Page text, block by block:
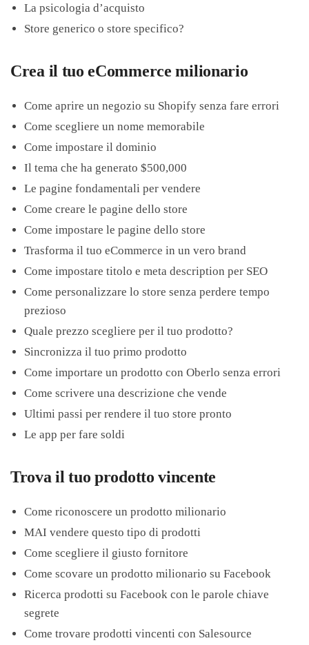
La psicologia d’acquisto
Store generico o store specifico?
Crea il tuo eCommerce milionario
Come aprire un negozio su Shopify senza fare errori
Come scegliere un nome memorabile
Come impostare il dominio
Il tema che ha generato $500,000
Le pagine fondamentali per vendere
Come creare le pagine dello store
Come impostare le pagine dello store
Trasforma il tuo eCommerce in un vero brand
Come impostare titolo e meta description per SEO
Come personalizzare lo store senza perdere tempo
prezioso
Quale prezzo scegliere per il tuo prodotto?
Sincronizza il tuo primo prodotto
Come importare un prodotto con Oberlo senza errori
Come scrivere una descrizione che vende
Ultimi passi per rendere il tuo store pronto
Le app per fare soldi
Trova il tuo prodotto vincente
Come riconoscere un prodotto milionario
MAI vendere questo tipo di prodotti
Come scegliere il giusto fornitore
Come scovare un prodotto milionario su Facebook
Ricerca prodotti su Facebook con le parole chiave
segrete
Come trovare prodotti vincenti con Salesource